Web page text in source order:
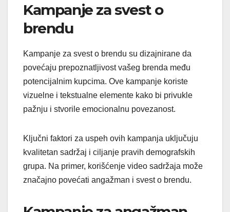
Kampanje za svest o
brendu
Kampanje za svest o brendu su dizajnirane da
povećaju prepoznatljivost vašeg brenda među
potencijalnim kupcima. Ove kampanje koriste
vizuelne i tekstualne elemente kako bi privukle
pažnju i stvorile emocionalnu povezanost.
Ključni faktori za uspeh ovih kampanja uključuju
kvalitetan sadržaj i ciljanje pravih demografskih
grupa. Na primer, korišćenje video sadržaja može
značajno povećati angažman i svest o brendu.